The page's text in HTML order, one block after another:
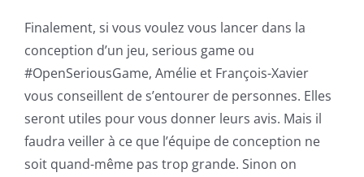
Finalement, si vous voulez vous lancer dans la
conception d’un jeu, serious game ou
#OpenSeriousGame, Amélie et François-Xavier
vous conseillent de s’entourer de personnes. Elles
seront utiles pour vous donner leurs avis. Mais il
faudra veiller à ce que l’équipe de conception ne
soit quand-même pas trop grande. Sinon on